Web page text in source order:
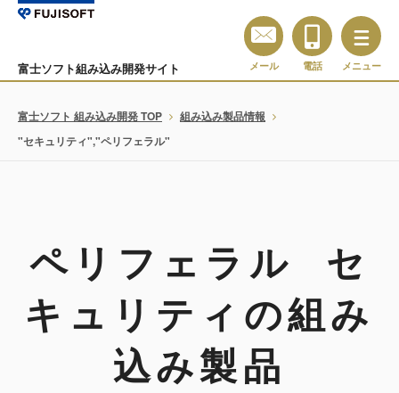
富士ソフト組み込み開発サイト メール 電話 メニュー
富士ソフト 組み込み開発 TOP
組み込み製品情報
"セキュリティ","ペリフェラル"
ペリフェラル セ
キュリティの組み
込み製品